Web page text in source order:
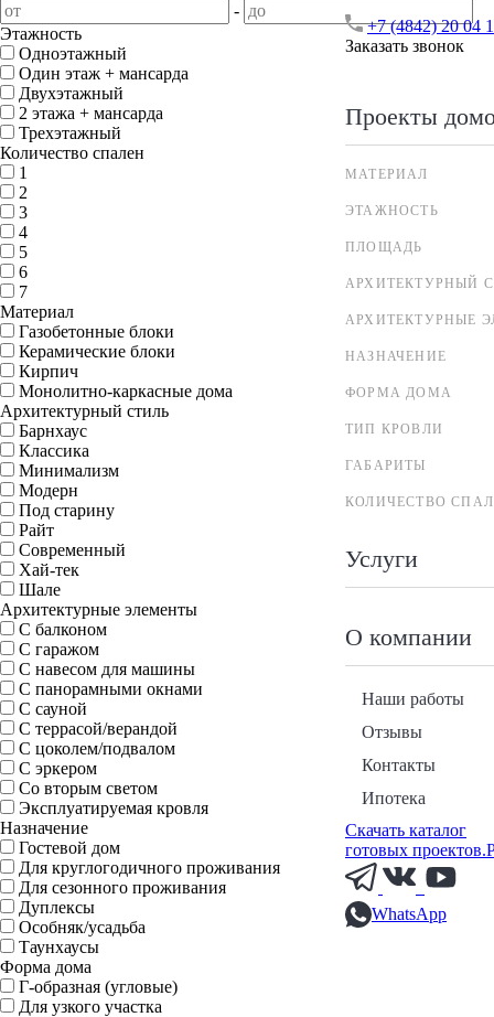
+7 (4842) 20 04
Заказать звонок
Проекты
МАТЕРИАЛ
ЭТАЖНОСТЬ
ПЛОЩАДЬ
АРХИТЕКТУРНЫЙ
АРХИТЕКТУРНЫЕ
НАЗНАЧЕНИЕ
ФОРМА ДОМА
ТИП КРОВЛИ
ГАБАРИТЫ
КОЛИЧЕСТВО
Услуги
О компании
Наши работы
Отзывы
Контакты
Ипотека
Скачать каталог
готовых
WhatsApp
-
Этажность
Одноэтажный
Один этаж + мансарда
Двухэтажный
2 этажа + мансарда
Трехэтажный
Количество спален
1
2
3
4
5
6
7
Материал
Газобетонные блоки
Керамические блоки
Кирпич
Монолитно-каркасные дома
Архитектурный стиль
Барнхаус
Классика
Минимализм
Модерн
Под старину
Райт
Современный
Хай-тек
Шале
Архитектурные элементы
С балконом
С гаражом
С навесом для машины
С панорамными окнами
С сауной
С террасой/верандой
С цоколем/подвалом
С эркером
Со вторым светом
Эксплуатируемая кровля
Назначение
Гостевой дом
Для круглогодичного проживания
Для сезонного проживания
Дуплексы
Особняк/усадьба
Таунхаусы
Форма дома
Г-образная (угловые)
Для узкого участка